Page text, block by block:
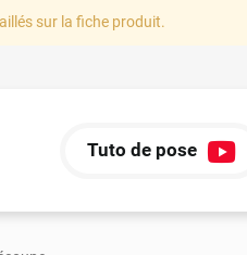
sur la fiche produit.
Tuto de pose